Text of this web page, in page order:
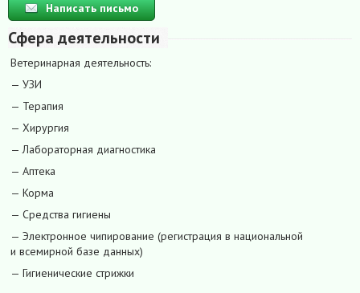
Написать письмо
Сфера деятельности
Ветеринарная деятельность:
— УЗИ
— Терапия
— Хирургия
— Лабораторная диагностика
— Аптека
— Корма
— Средства гигиены
— Электронное чипирование (регистрация в национальной
и всемирной базе данных)
— Гигиенические стрижки